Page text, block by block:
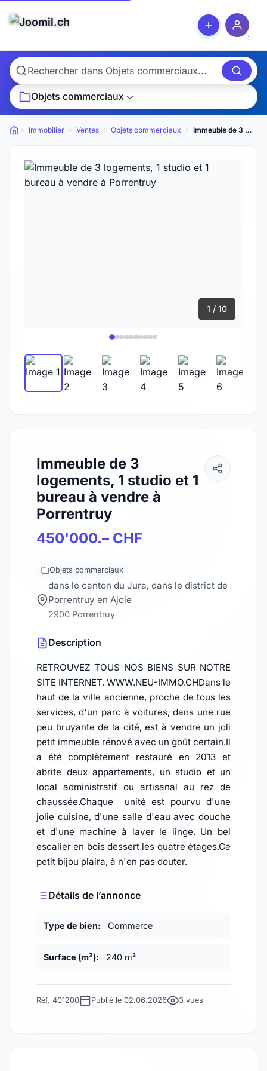
Objets commerciaux
Petites annonces
Immobilier Ventes Objets commerciaux Immeuble de 3 logements, 1 studio et 1 bureau à vendre à Porrentruy
1 / 10
Immeuble de 3
logements, 1 studio et 1
bureau à vendre à
Porrentruy
450'000.– CHF
Objets commerciaux
dans le canton du Jura, dans le district de
Porrentruy en Ajoie
2900 Porrentruy
Description
RETROUVEZ TOUS NOS BIENS SUR NOTRE
SITE INTERNET, WWW.NEU-IMMO.CHDans le
haut de la ville ancienne, proche de tous les
services, d'un parc à voitures, dans une rue
peu bruyante de la cité, est à vendre un joli
petit immeuble rénové avec un goût certain.Il
a été complètement restauré en 2013 et
abrite deux appartements, un studio et un
local administratif ou artisanal au rez de
chaussée.Chaque unité est pourvu d'une
jolie cuisine, d'une salle d'eau avec douche
et d'une machine à laver le linge. Un bel
escalier en bois dessert les quatre étages.Ce
petit bijou plaira, à n'en pas douter.
Détails de l’annonce
Type de bien: Commerce
Surface (m²): 240 m²
Réf. 401200 Publié le 02.06.2026 3 vues